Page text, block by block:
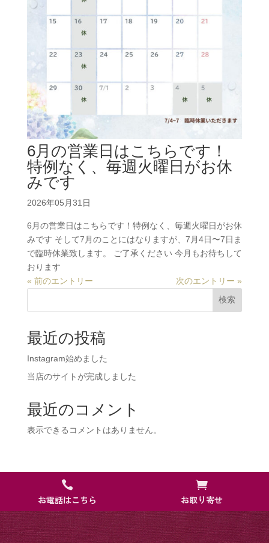
6月の営業日はこちらです！
特例なく、毎週火曜日がお休
みです
2026年05月31日
6月の営業日はこちらです！特例なく、毎週火曜日がお休
みです そして7月のことにはなりますが、7月4日〜7日ま
で臨時休業致します。 ご了承ください 今月もお待ちして
おります
« 前のエントリー
次のエントリー »
検索
最近の投稿
Instagram始めました
当店のサイトが完成しました
最近のコメント
表示できるコメントはありません。

お電話はこちら

お取り寄せ